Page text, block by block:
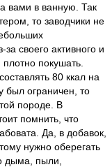
вами в ванную. Так
то заводчики не
своего активного и
покушать.
80 ккал на
был ограничен, то
породе. В
помнить, что
Да, в добавок,
нужно оберегать
дыма, пыли,